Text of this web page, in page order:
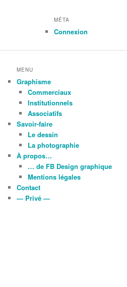
MÉTA
Connexion
MENU
Graphisme
Commerciaux
Institutionnels
Associatifs
Savoir-faire
Le dessin
La photographie
À propos…
… de FB Design graphique
Mentions légales
Contact
— Privé —